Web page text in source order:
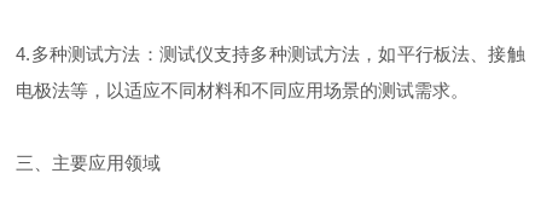
4.多种测试方法：测试仪支持多种测试方法，如平行板法、接触
电极法等，以适应不同材料和不同应用场景的测试需求。
三、主要应用领域